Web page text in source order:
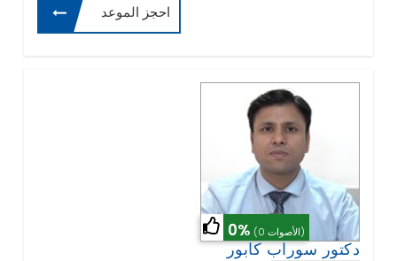
احجز الموعد
0% (0 الأصوات)
دكتور سوراب كابور